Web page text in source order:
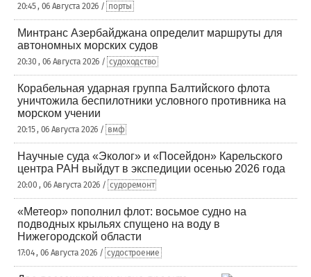
20:45 , 06 Августа 2026 / порты
Минтранс Азербайджана определит маршруты для
автономных морских судов
20:30 , 06 Августа 2026 / судоходство
Корабельная ударная группа Балтийского флота
уничтожила беспилотники условного противника на
морском учении
20:15 , 06 Августа 2026 / вмф
Научные суда «Эколог» и «Посейдон» Карельского
центра РАН выйдут в экспедиции осенью 2026 года
20:00 , 06 Августа 2026 / судоремонт
«Метеор» пополнил флот: восьмое судно на
подводных крыльях спущено на воду в
Нижегородской области
17:04 , 06 Августа 2026 / судостроение